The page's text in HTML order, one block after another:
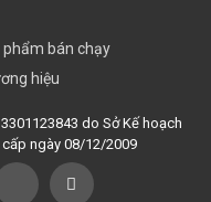
phẩm bán chạy
hiệu
do Sở Kế hoạch
ngày 08/12/2009